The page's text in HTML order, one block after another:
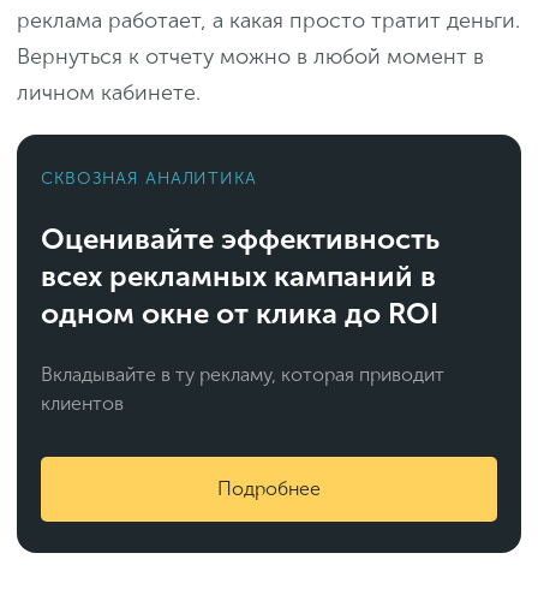
реклама работает, а какая просто тратит деньги.
Вернуться к отчету можно в любой момент в
личном кабинете.
СКВОЗНАЯ АНАЛИТИКА
Оценивайте эффективность
всех рекламных кампаний в
одном окне от клика до ROI
Вкладывайте в ту рекламу, которая приводит
клиентов
Подробнее